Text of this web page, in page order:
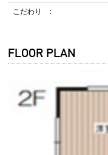
こだわり
FLOOR PLAN